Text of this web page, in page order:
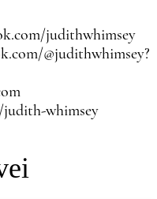
judithwhimsey
@judithwhimsey?
whimsey